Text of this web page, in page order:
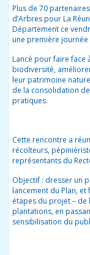
Plus de 70
d’Arbres pour La
Département ce
une première journée
Lancé pour faire face
biodiversité,
leur patrimoine
de la consolidation
pratiques.
Cette rencontre a
récolteurs,
représentants du
Objectif : dresser un
lancement du Plan,
étapes du projet – de
plantations, en
sensibilisation du